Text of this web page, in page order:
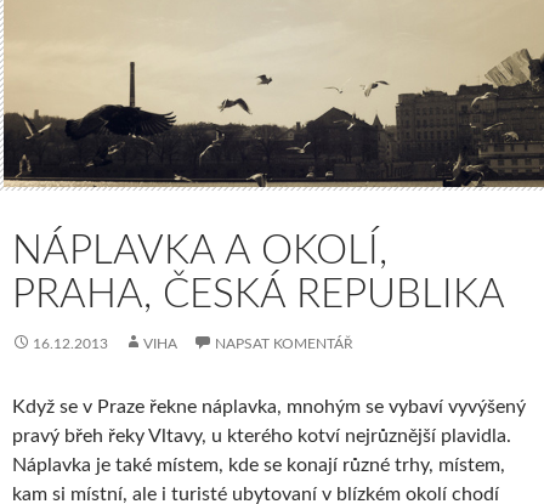
NÁPLAVKA A OKOLÍ,
PRAHA, ČESKÁ REPUBLIKA
16.12.2013 VIHA NAPSAT KOMENTÁŘ
Když se v Praze řekne náplavka, mnohým se vybaví vyvýšený
pravý břeh řeky Vltavy, u kterého kotví nejrůznější plavidla.
Náplavka je také místem, kde se konají různé trhy, místem,
kam si místní, ale i turisté ubytovaní v blízkém okolí chodí